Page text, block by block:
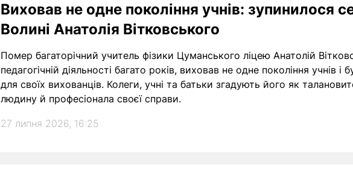
Виховав не одне покоління учнів: зупинилося
Волині Анатолія Вітковського
Помер багаторічний учитель фізики Цуманського ліцею Анатолій
педагогічній діяльності багато років, виховав не одне покоління учнів
для своїх вихованців. Колеги, учні та батьки згадують його як
людину й професіонала своєї справи.
27 липня 2026, 16:25